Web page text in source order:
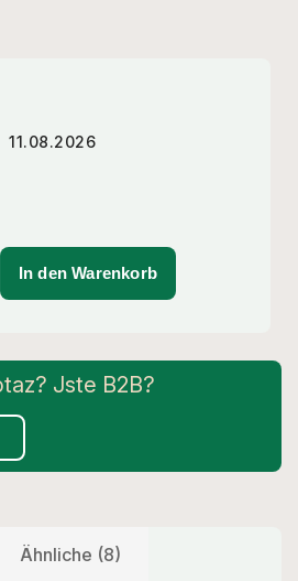
In den Warenkorb
11.08.2026
Ähnliche (8)